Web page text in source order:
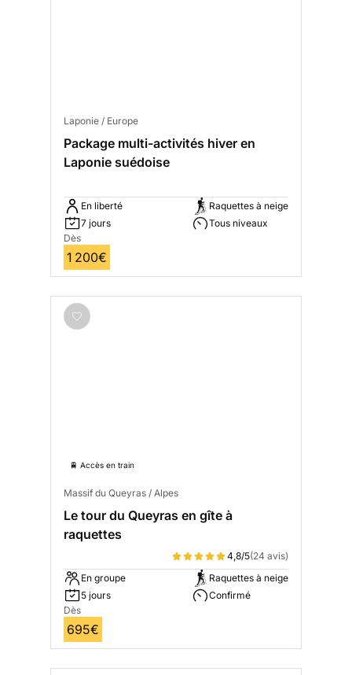
Laponie / Europe
Package multi-activités hiver en
Laponie suédoise
En liberté
7 jours
Raquettes à neige
Tous niveaux
Dès
1 200€
🚆 Accès en train
Massif du Queyras / Alpes
Le tour du Queyras en gîte à
raquettes
4,8/5(24 avis)
En groupe
5 jours
Raquettes à neige
Confirmé
Dès
695€